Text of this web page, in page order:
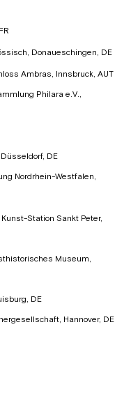
Donaueschingen, DE
Ambras, Innsbruck, AUT
Philara e.V.,
DE
Nordrhein-Westfalen,
Kunst-Station Sankt Peter,
Museum,
DE
Hannover, DE